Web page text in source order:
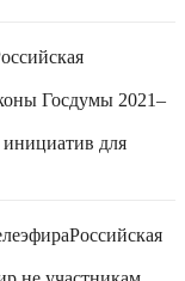
Госдумы 2021–
инициатив для
Российская